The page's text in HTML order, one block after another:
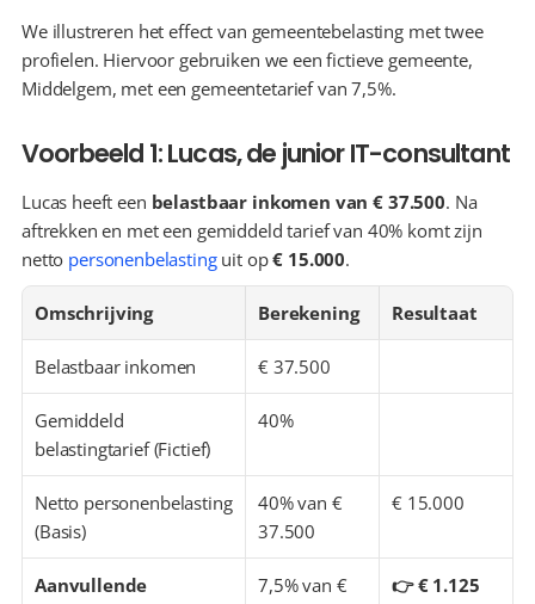
We illustreren het effect van gemeentebelasting met twee
profielen. Hiervoor gebruiken we een fictieve gemeente,
Middelgem, met een gemeentetarief van 7,5%.
Voorbeeld 1: Lucas, de junior IT-consultant
Lucas heeft een belastbaar inkomen van € 37.500. Na
aftrekken en met een gemiddeld tarief van 40% komt zijn
netto personenbelasting uit op € 15.000.
Omschrijving Berekening Resultaat
Belastbaar inkomen € 37.500
Gemiddeld
belastingtarief (Fictief)
40%
Netto personenbelasting
(Basis)
40% van €
37.500
€ 15.000
Aanvullende
7,5% van €
👉 € 1.125